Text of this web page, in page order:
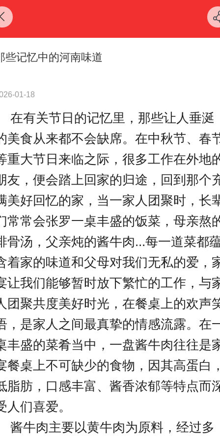
些记忆中的河南味道
01-18
在有关节日的记忆里 ， 那些让人垂涎
美食从来都不会缺席。 在中秋节、春
重大节日来临之际，很多工作在外地
友，便会踏上回家的归途，回到那个
美好回忆的家，当一家人团聚时，长
常常会张罗一桌丰盛的饭菜， 母亲熬
骨汤，父亲炖的酱牛肉...每一道菜都
着家的味道和父母对我们无私的爱，
让我们能够暂时放下繁忙的工作，与
团聚共度美好时光 ， 在餐桌上的欢声
，是家人之间最真挚的情感流露。 在
丰盛的菜肴当中，一盘酱牛肉往往是
餐桌上不可缺少的食物，因其高蛋白 ，
脂肪， 口感丰富、酱香浓郁等特点而
人们喜爱。
酱牛肉主要以黄牛肉为原料，经过多